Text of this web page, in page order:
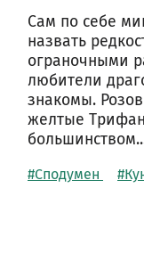
Сам по себе
назвать
ограночными
любители
знакомы.
желтые
#Сподумен